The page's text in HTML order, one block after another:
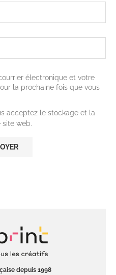
électronique et votre
la prochaine fois que vous
acceptez le stockage et la
site web.
depuis 1998